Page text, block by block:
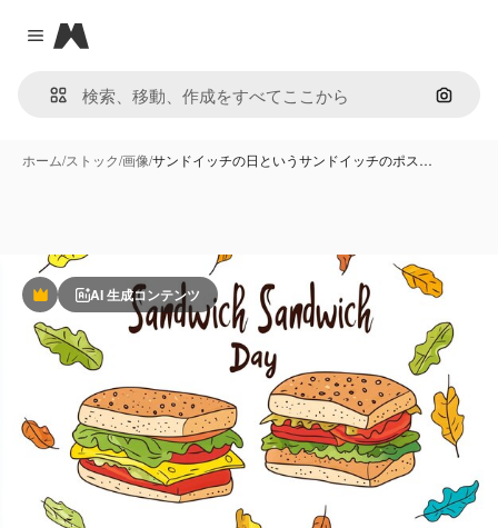
Close menu
Magnific
画像で
ホーム/ストック/画像/サンドイッチの日というサンドイッチのポス…
PremiumAI 生成コンテンツ